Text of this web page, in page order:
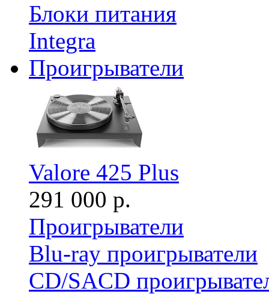
Блоки питания
Integra
Проигрыватели
Valore 425 Plus
291 000 р.
Проигрыватели
Blu-ray проигрыватели
CD/SACD